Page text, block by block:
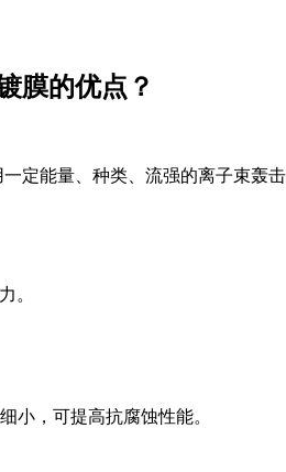
膜的优点？
定能量、种类、流强的离子束轰
。
小，可提高抗腐蚀性能。